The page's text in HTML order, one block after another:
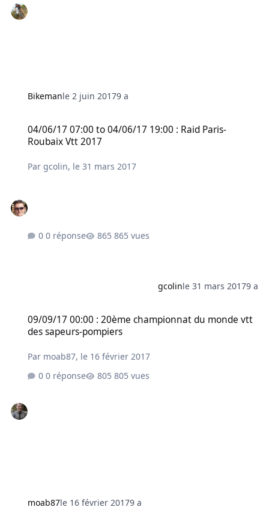
Bikemanle 2 juin 20179 a
04/06/17 07:00 to 04/06/17 19:00 : Raid Paris-
Roubaix Vtt 2017
Pargcolin, le 31 mars 2017
0 réponse 865 vues
gcolinle 31 mars 20179 a
09/09/17 00:00 : 20ème championnat du monde vtt
des sapeurs-pompiers
Par moab87, le 16 février 2017
0 réponse
805 vues
moab87le 16 février 20179 a